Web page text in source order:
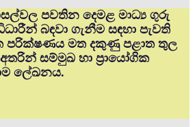
පවතින දෙමළ මාධ්‍ය ගුරු
බඳවා ගැනීම සඳහා පැවති
පරික්ෂණය මත දකුණු පළාත තුල
සම්මුඛ හා ප්‍රායෝගික
ලේඛනය.